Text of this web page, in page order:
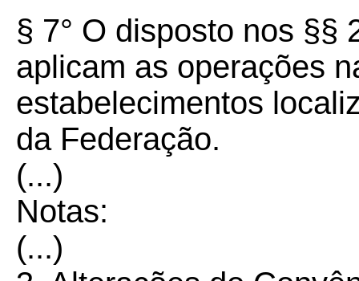
§ 7° O disposto nos §§
aplicam as operações
estabelecimentos
da Federação.
(...)
Notas:
(...)